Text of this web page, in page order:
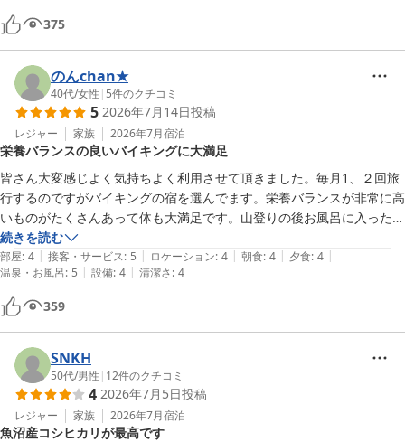
375
のんchan★
40代/女性 | 5件のクチコミ
5 2026年7月14日投稿
レジャー 家族 2026年7月宿泊
栄養バランスの良いバイキングに大満足
皆さん大変感じよく気持ちよく利用させて頂きました。毎月1、２回旅
行するのですがバイキングの宿を選んでます。栄養バランスが非常に高
いものがたくさんあって体も大満足です。山登りの後お風呂に入ったら
筋肉痛もすぐに治りました。ありがとうございました。
続きを読む
部屋: 4 | 接客・サービス: 5 | ロケーション: 4 | 朝食: 4 | 夕食: 4 |
温泉・お風呂: 5 | 設備: 4 | 清潔さ: 4
359
SNKH
50代/男性 | 12件のクチコミ
4 2026年7月5日投稿
レジャー 家族 2026年7月宿泊
魚沼産コシヒカリが最高です